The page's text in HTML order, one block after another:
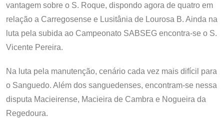
vantagem sobre o S. Roque, dispondo agora de quatro em
relação a Carregosense e Lusitânia de Lourosa B. Ainda na
luta pela subida ao Campeonato SABSEG encontra-se o S.
Vicente Pereira.
Na luta pela manutenção, cenário cada vez mais difícil para
o Sanguedo. Além dos sanguedenses, encontram-se nessa
disputa Macieirense, Macieira de Cambra e Nogueira da
Regedoura.